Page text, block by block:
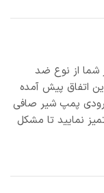
شما از نوع ضد
اتفاق پیش آمده
پمپ شیر صافی
تمیز نمایید تا مشکل